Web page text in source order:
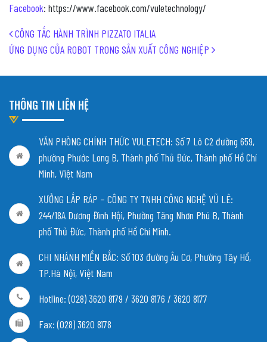
Facebook: https://www.facebook.com/vuletechnology/
Post navigation
CÔNG TẮC HÀNH TRÌNH PIZZATO ITALIA
ỨNG DỤNG CỦA ROBOT TRONG SẢN XUẤT CÔNG NGHIỆP
THÔNG TIN LIÊN HỆ
VĂN PHÒNG CHÍNH THỨC VULETECH: Số 7 Lô C2 đường 659,
phường Phước Long B, Thành phố Thủ Đức, Thành phố Hồ Chí
Minh, Việt Nam
XƯỞNG LẮP RÁP – CÔNG TY TNHH CÔNG NGHỆ VŨ LÊ:
244/18A Dương Đình Hội, Phường Tăng Nhơn Phú B, Thành
phố Thủ Đức, Thành phố Hồ Chí Minh.
CHI NHÁNH MIỀN BẮC: Số 103 đường Âu Cơ, Phường Tây Hồ,
TP.Hà Nội, Việt Nam
Hotline: (028) 3620 8179 / 3620 8176 / 3620 8177
Fax: (028) 3620 8178